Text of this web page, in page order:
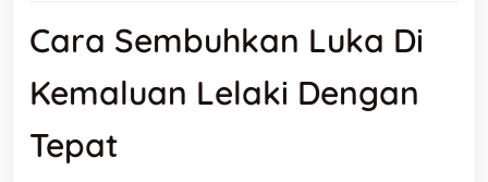
Cara Sembuhkan Luka Di
Kemaluan Lelaki Dengan
Tepat